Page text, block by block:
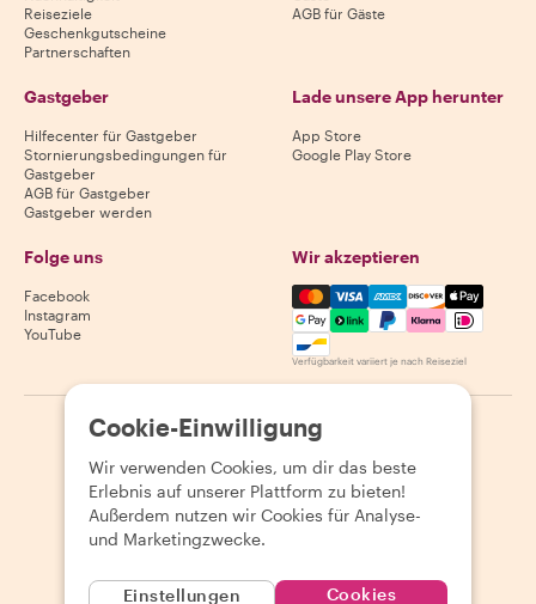
Reiseziele
Geschenkgutscheine
Partnerschaften
AGB für Gäste
Gastgeber
Hilfecenter für Gastgeber
Stornierungsbedingungen für
Gastgeber
AGB für Gastgeber
Gastgeber werden
Lade unsere App herunter
App Store
Google Play Store
Folge uns
Facebook
Instagram
YouTube
Wir akzeptieren
Mastercard, Visa, Amex,
Verfügbarkeit variiert je nach Reiseziel
2026 Withlocals.com | Datenschutzerklärung
Seitenübersicht
Cookie-Einwilligung
Wir verwenden Cookies, um dir das beste
Erlebnis auf unserer Plattform zu bieten!
Außerdem nutzen wir Cookies für Analyse-
und Marketingzwecke.
Einstellungen
Cookies